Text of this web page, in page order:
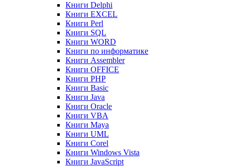
Книги Delphi
Книги EXCEL
Книги Perl
Книги SQL
Книги WORD
Книги по информатике
Книги Assembler
Книги OFFICE
Книги PHP
Книги Basic
Книги Java
Книги Oracle
Книги VBA
Книги Maya
Книги UML
Книги Corel
Книги Windows Vista
Книги JavaScript